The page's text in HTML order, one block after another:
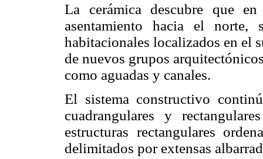
La cerámica descubre que
asentamiento hacia el
habitacionales localizados en el
de nuevos grupos
como aguadas y canales.
El sistema constructivo
cuadrangulares y
estructuras rectangulares
delimitados por extensas